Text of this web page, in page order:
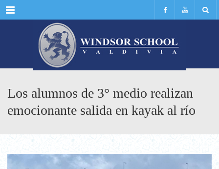
Menu
Los alumnos de 3° medio realizan
emocionante salida en kayak al río